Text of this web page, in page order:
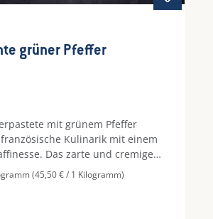
grüner Pfeffer
mit grünem Pfeffer
Kulinarik mit einem
Das zarte und cremige
wird durch die leicht
des grünen Pfeffers perfekt
Momente - sei es als
(45,50 € / 1 Kilogramm)